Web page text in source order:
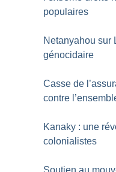
populaires
Netanyahou sur
génocidaire
Casse de
contre
Kanaky : une
colonialistes
Soutien au